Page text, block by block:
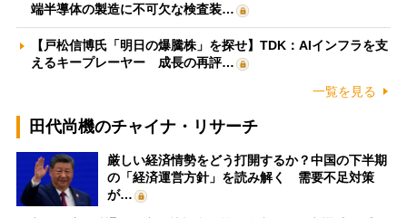
端半導体の製造に不可欠な検査装…
【戸松信博氏「明日の爆騰株」を探せ】TDK：AIインフラを支
えるキープレーヤー 成長の再評…
一覧を見る
田代尚機のチャイナ・リサーチ
厳しい経済情勢をどう打開するか？中国の下半期
の「経済運営方針」を読み解く 需要不足対策
が…